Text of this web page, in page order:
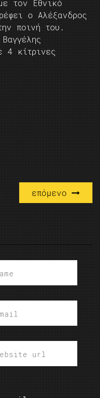
τον Εθνικό
ο Αλέξανδρος
ποινή του.
4 κίτρινες
επόμενο